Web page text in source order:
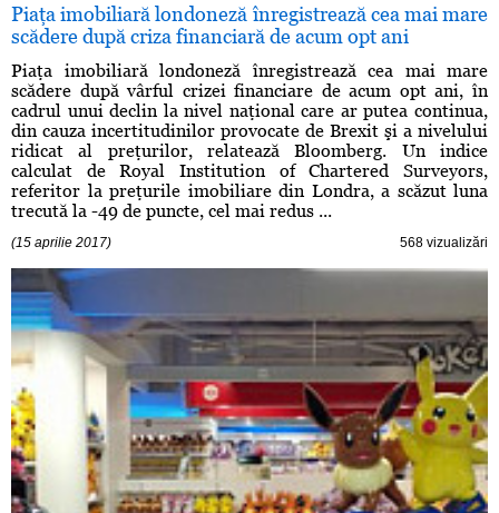
Piaţa imobiliară londoneză înregistrează cea mai mare
scădere după criza financiară de acum opt ani
Piaţa imobiliară londoneză înregistrează cea mai mare
scădere după vârful crizei financiare de acum opt ani, în
cadrul unui declin la nivel naţional care ar putea continua,
din cauza incertitudinilor provocate de Brexit şi a nivelului
ridicat al preţurilor, relatează Bloomberg. Un indice
calculat de Royal Institution of Chartered Surveyors,
referitor la preţurile imobiliare din Londra, a scăzut luna
trecută la -49 de puncte, cel mai redus ...
(15 aprilie 2017) 568 vizualizări